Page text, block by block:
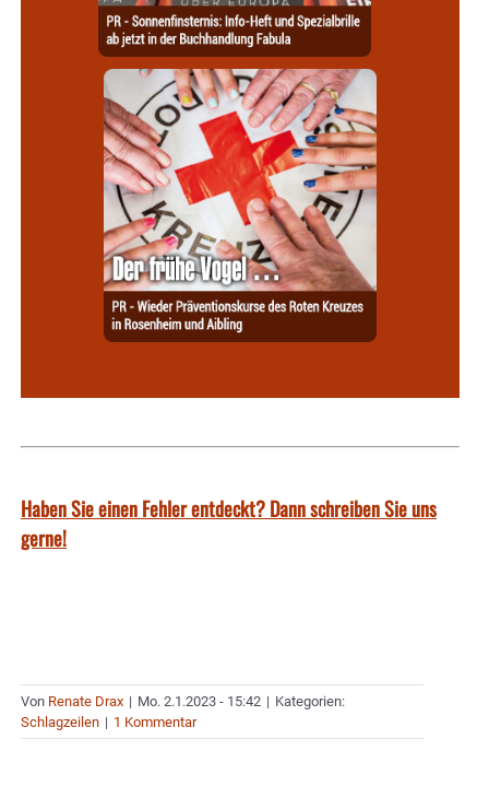
Haben Sie einen Fehler entdeckt? Dann schreiben Sie uns
gerne!
Von Renate Drax | Mo. 2.1.2023 - 15:42 | Kategorien:
Schlagzeilen | 1 Kommentar